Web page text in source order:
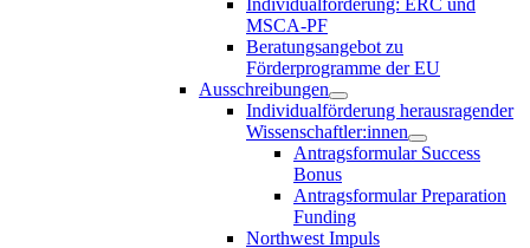
MSCA-PF
Beratungsangebot zu
Förderprogramme der EU
Ausschreibungen
Individualförderung herausragender
Wissenschaftler:innen
Antragsformular Success
Bonus
Antragsformular Preparation
Funding
Northwest Impuls